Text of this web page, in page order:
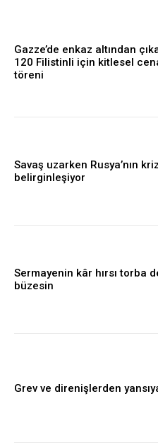
Gazze’de enkaz altından
120 Filistinli için kitlesel
töreni
Savaş uzarken Rusya’nın
belirginleşiyor
Sermayenin kâr hırsı torba
büzesin
Grev ve direnişlerden